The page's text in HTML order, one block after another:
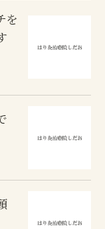
を